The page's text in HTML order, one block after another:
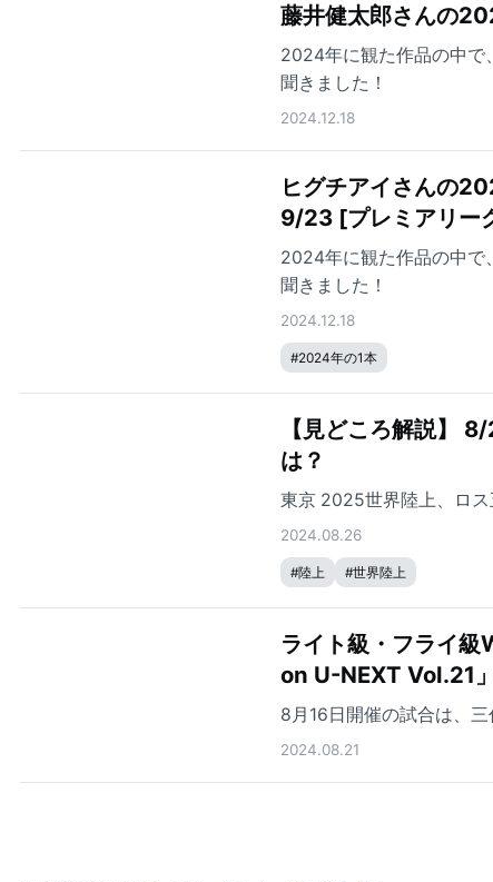
藤井健太郎さんの
2024年に観た作品の中で
聞きました！
2024.12.18
ヒグチアイさんの
9/23 [プレミアリー
2024年に観た作品の中で
聞きました！
2024.12.18
#2024年の1本
【見どころ解説】 8/28（水）に開幕『リマ2024 U20世界陸上』の見どころ
は？
東京 2025世界陸上、ロス
2024.08.26
#陸上 #世界陸上
ライト級・フライ
on U-NEXT Vol.21
8月16日開催の試合は、
2024.08.21